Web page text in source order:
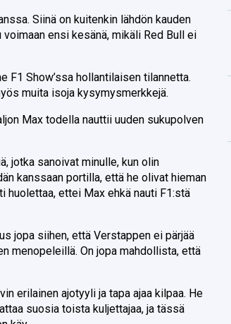
Siinä on kuitenkin lähdön kauden
ensi kesänä, mikäli Red Bull ei
F1 Show’ssa hollantilaisen tilannetta.
muita isoja kysymysmerkkejä.
Max todella nauttii uuden sukupolven
jotka sanoivat minulle, kun olin
kanssaan portilla, että he olivat hieman
huolettaa, ettei Max ehkä nauti F1:stä
jopa siihen, että Verstappen ei pärjää
menopeleillä. On jopa mahdollista, että
erilainen ajotyyli ja tapa ajaa kilpaa. He
suosia toista kuljettajaa, ja tässä